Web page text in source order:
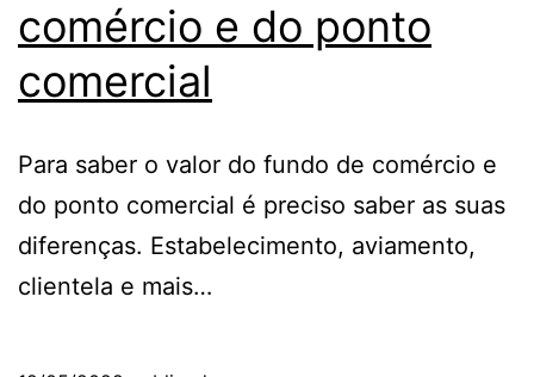
comércio e do ponto
comercial
Para saber o valor do fundo de comércio e
do ponto comercial é preciso saber as suas
diferenças. Estabelecimento, aviamento,
clientela e mais…